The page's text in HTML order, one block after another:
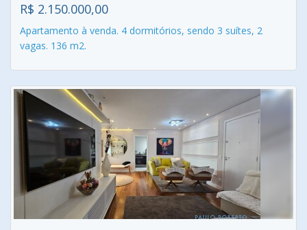
R$ 2.150.000,00
Apartamento à venda. 4 dormitórios, sendo 3 suítes, 2
vagas. 136 m2.